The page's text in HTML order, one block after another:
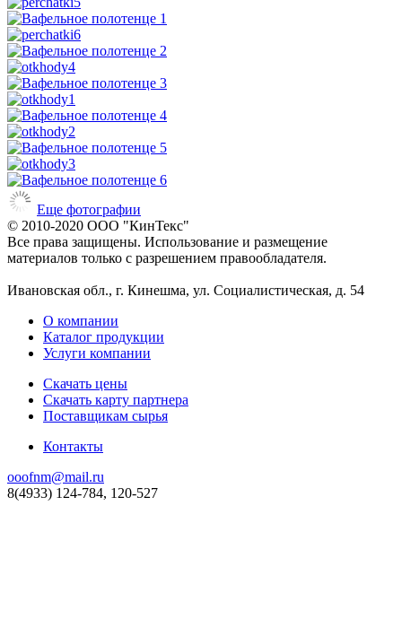
Еще фотографии
© 2010-2020 ООО "КинТекс"
Все права защищены. Использование и размещение
материалов только с разрешением правообладателя.
Ивановская обл., г. Кинешма, ул. Социалистическая, д. 54
О компании
Каталог продукции
Услуги компании
Скачать цены
Скачать карту партнера
Поставщикам сырья
Контакты
ooofnm@mail.ru
8(4933) 124-784, 120-527